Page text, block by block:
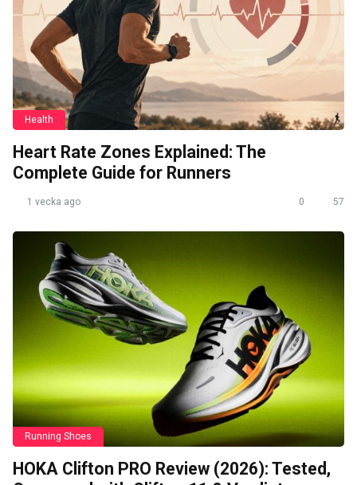
Health
Heart Rate Zones Explained: The
Complete Guide for Runners
1 vecka ago 0 57
Running Shoes
HOKA Clifton PRO Review (2026): Tested,